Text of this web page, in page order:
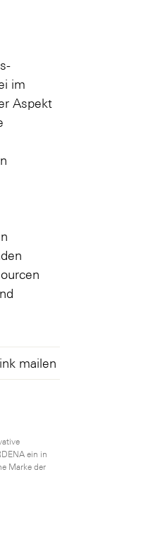
im
Aspekt
mailen
ein in
Marke der